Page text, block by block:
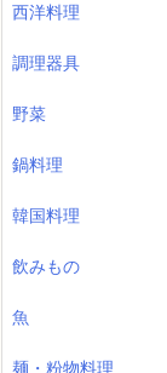
西洋料理
調理器具
野菜
鍋料理
韓国料理
飲みもの
魚
麺・粉物料理